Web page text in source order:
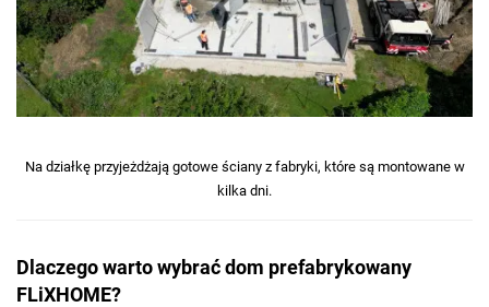
Na działkę przyjeżdżają gotowe ściany z fabryki, które są montowane w
kilka dni.
Dlaczego warto wybrać dom prefabrykowany
FLiXHOME?